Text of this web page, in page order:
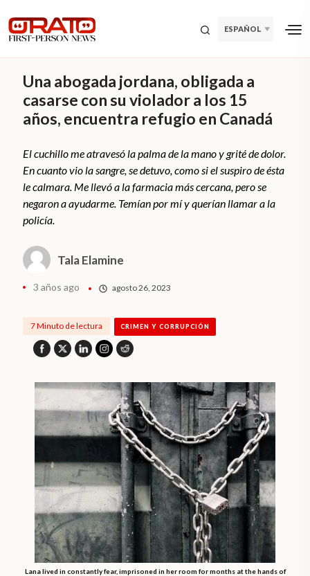
ESPAÑOL
Una abogada jordana, obligada a
casarse con su violador a los 15
años, encuentra refugio en Canadá
El cuchillo me atravesó la palma de la mano y grité de dolor.
En cuanto vio la sangre, se detuvo, como si el suspiro de ésta
le calmara. Me llevó a la farmacia más cercana, pero se
negaron a ayudarme. Temían por mí y querían llamar a la
policía.
Tala Elamine
3 años ago agosto 26, 2023
7 Minuto de lectura CRIMEN Y CORRUPCIÓN
Lana lived in constantly fear, imprisoned in her room for months at the hands of